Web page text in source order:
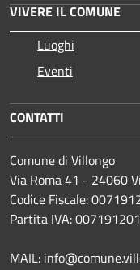
VIVERE IL COMUNE
Luoghi
Eventi
CONTATTI
Comune di Villongo
Via Roma 41 - 24060
Codice Fiscale:
Partita IVA:
MAIL: